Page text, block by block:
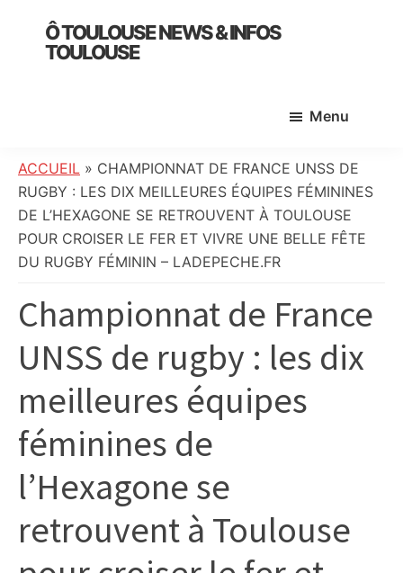
primary
Ô TOULOUSE NEWS & INFOS
TOULOUSE
:
info
locale,
société,
culture,
météo,
faits
divers
initiatives
Menu
ACCUEIL » CHAMPIONNAT DE FRANCE UNSS DE
RUGBY : LES DIX MEILLEURES ÉQUIPES FÉMININES
DE L’HEXAGONE SE RETROUVENT À TOULOUSE
POUR CROISER LE FER ET VIVRE UNE BELLE FÊTE
DU RUGBY FÉMININ – LADEPECHE.FR
Championnat de France
UNSS de rugby : les dix
meilleures équipes
féminines de
l’Hexagone se
retrouvent à Toulouse